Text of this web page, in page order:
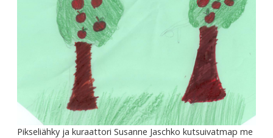
Pikseliähky ja kuraattori Susanne Jaschko kutsuivatmap me